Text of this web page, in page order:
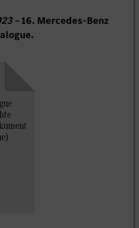
–16. Mercedes-Benz